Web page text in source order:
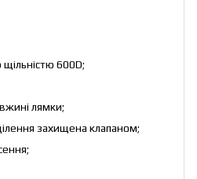
600D;
лямки;
захищена клапаном;